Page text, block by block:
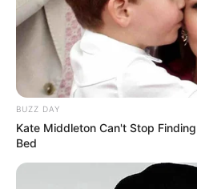
BUZZ DAY
Kate Middleton Can't Stop
Bed